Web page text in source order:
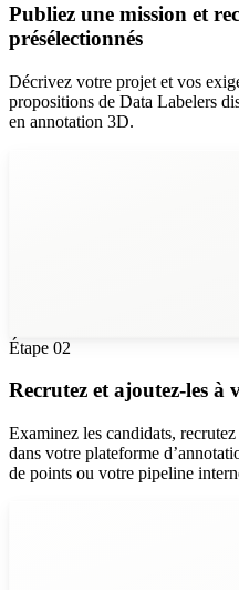
Publiez une mission et
présélectionnés
Décrivez votre projet et vos
propositions de Data Labelers
en annotation 3D.
Étape 02
Recrutez et ajoutez-les à
Examinez les candidats,
dans votre plateforme
de points ou votre pipeline